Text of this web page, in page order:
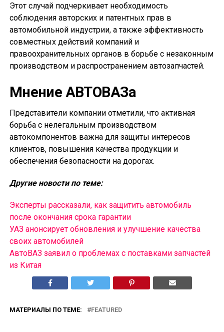
Этот случай подчеркивает необходимость
соблюдения авторских и патентных прав в
автомобильной индустрии, а также эффективность
совместных действий компаний и
правоохранительных органов в борьбе с незаконным
производством и распространением автозапчастей.
Мнение АВТОВАЗа
Представители компании отметили, что активная
борьба с нелегальным производством
автокомпонентов важна для защиты интересов
клиентов, повышения качества продукции и
обеспечения безопасности на дорогах.
Другие новости по теме:
Эксперты рассказали, как защитить автомобиль
после окончания срока гарантии
УАЗ анонсирует обновления и улучшение качества
своих автомобилей
АвтоВАЗ заявил о проблемах с поставками запчастей
из Китая
МАТЕРИАЛЫ ПО ТЕМЕ: FEATURED